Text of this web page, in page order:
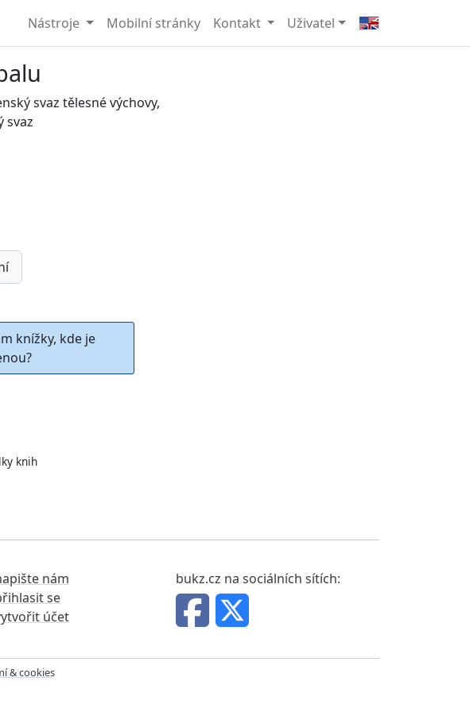
Nástroje Mobilní stránky Kontakt Uživatel
svaz tělesné výchovy,
svaz
knížky, kde je
knih
nám
se
účet
bukz.cz na sociálních sítích:
& cookies